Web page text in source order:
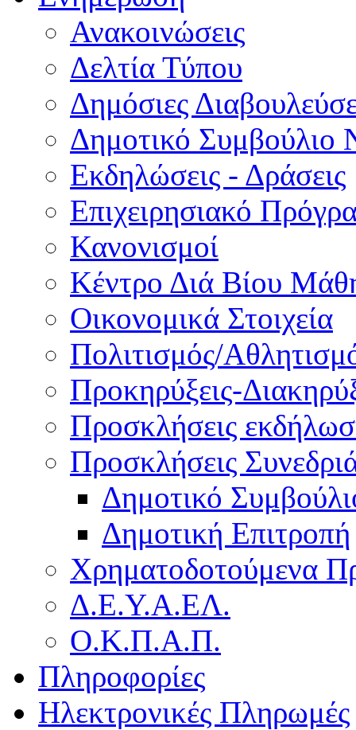
Ανακοινώσεις
Δελτία Τύπου
Δημόσιες
Δημοτικό Συμβούλιο
Εκδηλώσεις - Δράσεις
Επιχειρησιακό
Κανονισμοί
Κέντρο Διά Βίου
Οικονομικά Στοιχεία
Πολιτισμός/
Προκηρύξεις-
Προσκλήσεις
Προσκλήσεις
Δημοτικό
Δημοτική Επιτροπή
Χρηματοδοτούμενα
Δ.Ε.Υ.Α.ΕΛ.
Ο.Κ.Π.Α.Π.
Πληροφορίες
Ηλεκτρονικές Πληρωμές